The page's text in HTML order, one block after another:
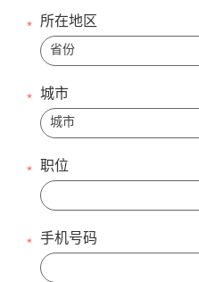
所在地区
城市
职位
手机号码